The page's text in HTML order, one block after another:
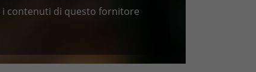
i contenuti di questo fornitore